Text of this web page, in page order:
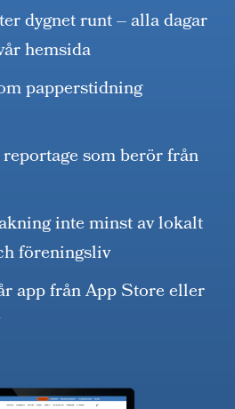
dygnet runt – alla dagar
hemsida
papperstidning
som berör från
inte minst av lokalt
föreningsliv
app från App Store eller